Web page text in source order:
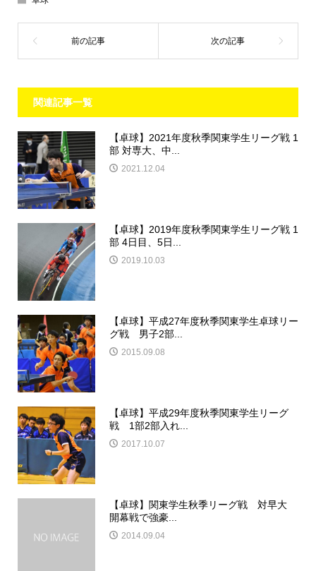
関連記事一覧
【卓球】2021年度秋季関東学生リーグ戦 1
部 対専大、中...
2021.12.04
【卓球】2019年度秋季関東学生リーグ戦 1
部 4日目、5日...
2019.10.03
【卓球】平成27年度秋季関東学生卓球リー
グ戦 男子2部...
2015.09.08
【卓球】平成29年度秋季関東学生リーグ
戦 1部2部入れ...
2017.10.07
【卓球】関東学生秋季リーグ戦 対早大
開幕戦で強豪...
2014.09.04